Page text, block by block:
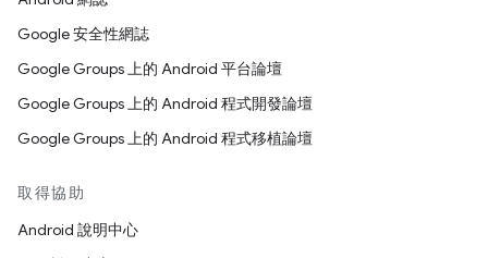
Google 安全性網誌
Google Groups 上的 Android 平台論壇
Google Groups 上的 Android 程式開發論壇
Google Groups 上的 Android 程式移植論壇
取得協助
Android 說明中心